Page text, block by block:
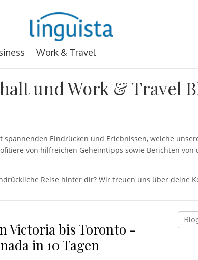
Work & Travel
und Work & Travel
Eindrücken und Erlebnissen, welche
von hilfreichen Geheimtipps sowie Berichten
Reise hinter dir? Wir freuen uns über deine
Victoria bis Toronto -
in 10 Tagen